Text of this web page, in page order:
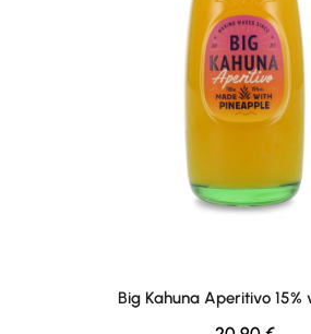
Big Kahuna Aperitivo 15%